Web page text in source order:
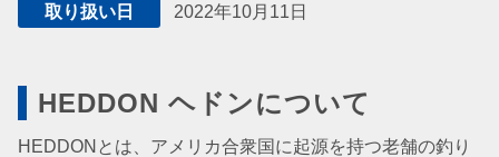
取り扱い日 2022年10月11日
HEDDON ヘドンについて
HEDDONとは、アメリカ合衆国に起源を持つ老舗の釣り